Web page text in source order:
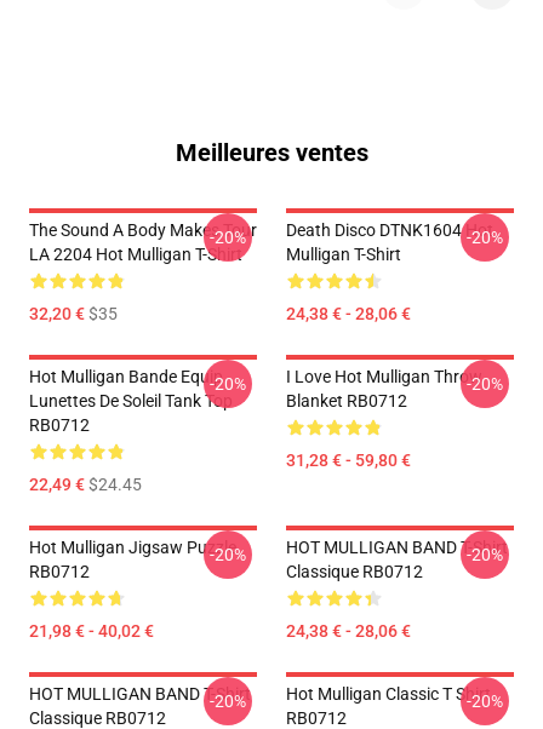
Meilleures ventes
The Sound A Body Makes Tour
LA 2204 Hot Mulligan T-Shirt
32,20 €$35
-20%
Death Disco DTNK1604 Hot
Mulligan T-Shirt
24,38 € - 28,06 €
-20%
Hot Mulligan Bande Equip
Lunettes De Soleil Tank Top
RB0712
22,49 €$24.45
-20%
I Love Hot Mulligan Throw
Blanket RB0712
31,28 € - 59,80 €
-20%
Hot Mulligan Jigsaw Puzzle
RB0712
21,98 € - 40,02 €
-20%
HOT MULLIGAN BAND T-Shirt
Classique RB0712
24,38 € - 28,06 €
-20%
HOT MULLIGAN BAND T-Shirt
Classique RB0712
-20%
Hot Mulligan Classic T Shirt
RB0712
-20%